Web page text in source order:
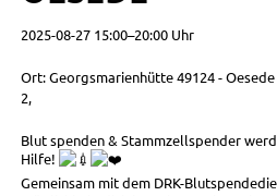
2025-08-27 15:00–20:00 Uhr
Ort: Georgsmarienhütte 49124 -
2,
Blut spenden & Stammzellspender
Hilfe!
Gemeinsam mit dem DRK-